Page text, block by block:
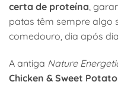
certa de proteína,
patas têm sempre algo
comedouro, dia após
A antiga Nature
Chicken & Sweet Potato